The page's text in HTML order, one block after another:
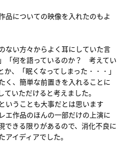
についての映像を入れたのもよ
い方々からよく耳にしていた言
「何を語っているのか？ 考えてい
、「眠くなってしまった・・・」
く、簡単な前置きを入れることに
いただけると考えました。
いうことも大事だとは思います
エ作品のほんの一部だけの上演に
できる限りがあるので、消化不良に
イディアでした。